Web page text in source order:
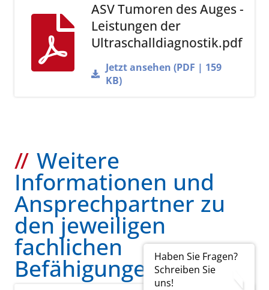
Haben Sie Fragen?
Schreiben Sie
uns!
ASV Tumoren des Auges -
Leistungen der
Ultraschalldiagnostik.pdf
Jetzt ansehen (PDF | 159
KB)
Weitere
Informationen und
Ansprechpartner zu
den jeweiligen
fachlichen
Befähigungen